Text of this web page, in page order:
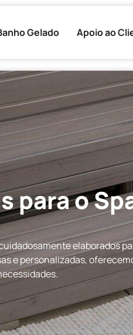
Gelado Apoio ao
para o
elaborados
e personalizadas,